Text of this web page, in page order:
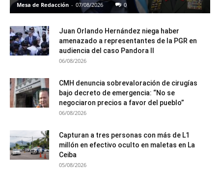
Mesa de Redacción - 07/08/2026 0
Juan Orlando Hernández niega haber
amenazado a representantes de la PGR en
audiencia del caso Pandora II
06/08/2026
CMH denuncia sobrevaloración de cirugías
bajo decreto de emergencia: “No se
negociaron precios a favor del pueblo”
06/08/2026
Capturan a tres personas con más de L1
millón en efectivo oculto en maletas en La
Ceiba
05/08/2026